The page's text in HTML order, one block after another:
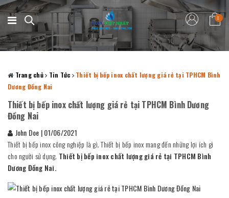
0
Trang chủ Tin Tức
Thiết bị bếp inox chất lượng giá rẻ tại TPHCM Bình
Dương Đồng Nai
Thiết bị bếp inox chất lượng giá rẻ tại TPHCM Bình Dương
Đồng Nai
John Doe |01/06/2021
Thiết bị bếp inox công nghiệp là gì. Thiết bị bếp inox mang đến những lợi ích gì
cho người sử dụng. Thiết bị bếp inox chất lượng giá rẻ tại TPHCM Bình
Dương Đồng Nai.